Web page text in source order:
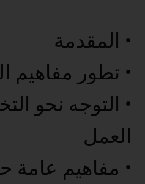
• المقدمة
• تطور مفاهيم
• التوجه نحو
العمل
• مفاهيم عامة